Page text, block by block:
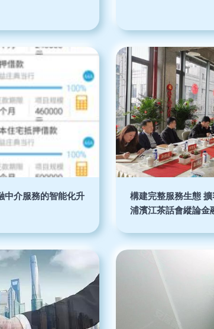
中介服務的智能化升
構建完整服務生態
浦濱江茶話會縱論金